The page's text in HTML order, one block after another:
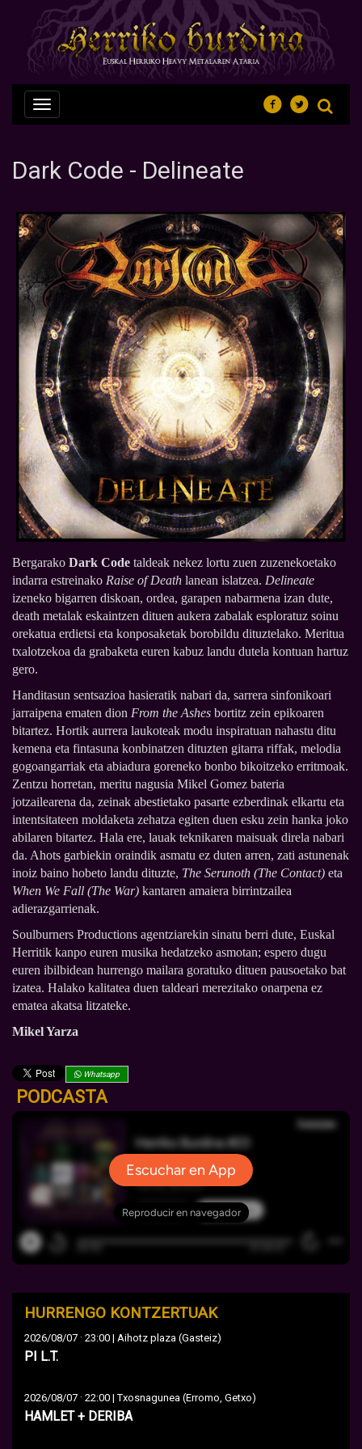
Nabegazioa
ireki
Dark Code - Delineate
Bergarako Dark Code taldeak nekez lortu zuen zuzenekoetako
indarra estreinako Raise of Death lanean islatzea. Delineate
izeneko bigarren diskoan, ordea, garapen nabarmena izan dute,
death metalak eskaintzen dituen aukera zabalak esploratuz soinu
orekatua erdietsi eta konposaketak borobildu dituztelako. Meritua
txalotzekoa da grabaketa euren kabuz landu dutela kontuan hartuz
gero.
Handitasun sentsazioa hasieratik nabari da, sarrera sinfonikoari
jarraipena ematen dion From the Ashes bortitz zein epikoaren
bitartez. Hortik aurrera laukoteak modu inspiratuan nahastu ditu
kemena eta fintasuna konbinatzen dituzten gitarra riffak, melodia
gogoangarriak eta abiadura goreneko bonbo bikoitzeko erritmoak.
Zentzu horretan, meritu nagusia Mikel Gomez bateria
jotzailearena da, zeinak abestietako pasarte ezberdinak elkartu eta
intentsitateen moldaketa zehatza egiten duen esku zein hanka joko
abilaren bitartez. Hala ere, lauak teknikaren maisuak direla nabari
da. Ahots garbiekin oraindik asmatu ez duten arren, zati astunenak
inoiz baino hobeto landu dituzte, The Serunoth (The Contact) eta
When We Fall (The War) kantaren amaiera birrintzailea
adierazgarrienak.
Soulburners Productions agentziarekin sinatu berri dute, Euskal
Herritik kanpo euren musika hedatzeko asmotan; espero dugu
euren ibilbidean hurrengo mailara goratuko dituen pausoetako bat
izatea. Halako kalitatea duen taldeari merezitako onarpena ez
ematea akatsa litzateke.
Mikel Yarza
Whatsapp
PODCASTA
HURRENGO KONTZERTUAK
2026/08/07 · 23:00 | Aihotz plaza (Gasteiz)
PI L.T.
2026/08/07 · 22:00 | Txosnagunea (Erromo, Getxo)
HAMLET + DERIBA